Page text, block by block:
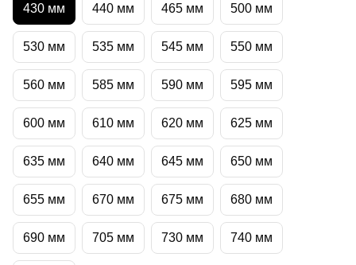
430 мм 440 мм 465 мм 500 мм
530 мм 535 мм 545 мм 550 мм
560 мм 585 мм 590 мм 595 мм
600 мм 610 мм 620 мм 625 мм
635 мм 640 мм 645 мм 650 мм
655 мм 670 мм 675 мм 680 мм
690 мм 705 мм 730 мм 740 мм